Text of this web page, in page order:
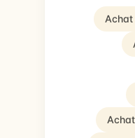
Achat